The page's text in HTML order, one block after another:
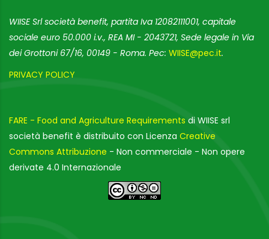
WIISE Srl società benefit, partita Iva 12082111001, capitale
sociale euro 50.000 i.v., REA MI - 2043721, Sede legale in Via
dei Grottoni 67/16, 00149 - Roma. Pec: WIISE@pec.it.
PRIVACY POLICY
FARE - Food and Agriculture Requirements di WIISE srl
società benefit è distribuito con Licenza Creative
Commons Attribuzione - Non commerciale - Non opere
derivate 4.0 Internazionale